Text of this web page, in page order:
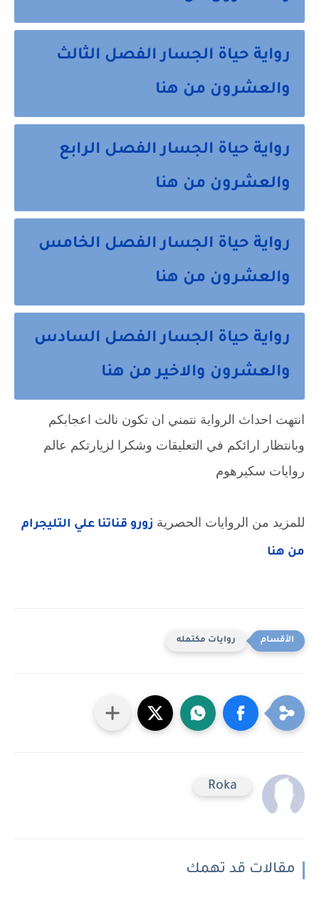
رواية حياة الجسار الفصل الثالث
والعشرون من هنا
رواية حياة الجسار الفصل الرابع
والعشرون من هنا
رواية حياة الجسار الفصل الخامس
والعشرون من هنا
رواية حياة الجسار الفصل السادس
والعشرون والاخير من هنا
انتهت احداث الرواية نتمني ان تكون نالت اعجابكم
وبانتظار ارائكم في التعليقات وشكرا لزيارتكم عالم
روايات سكيرهوم
للمزيد من الروايات الحصرية زورو قناتنا علي التليجرام
من هنا
روايات مكتمله
Roka
مقالات قد تهمك